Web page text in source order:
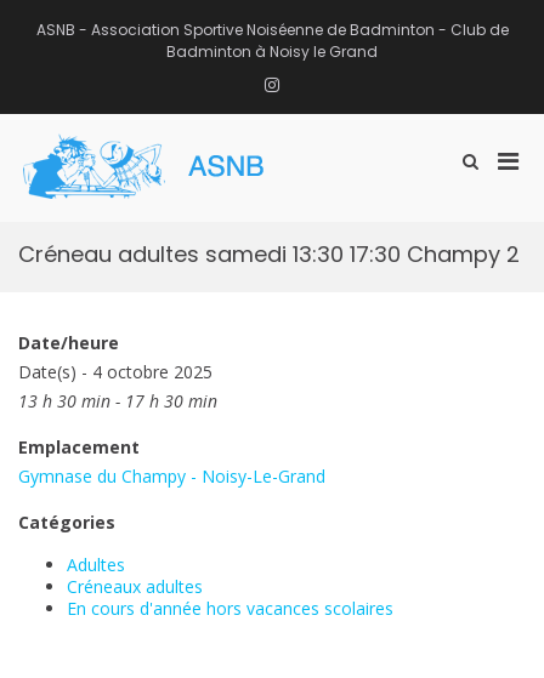
ASNB - Association Sportive Noiséenne de Badminton - Club de
Badminton à Noisy le Grand
Instagram
Afficher
recherche
Créneau adultes samedi 13:30 17:30 Champy 2
Date/heure
Date(s) - 4 octobre 2025
13 h 30 min - 17 h 30 min
Emplacement
Gymnase du Champy - Noisy-Le-Grand
Catégories
Adultes
Créneaux adultes
En cours d'année hors vacances scolaires